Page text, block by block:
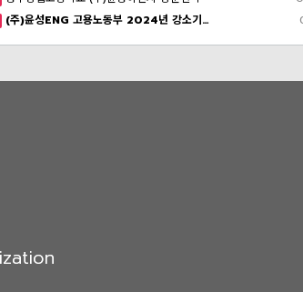
(주)윤성ENG 고용노동부 2024년 강소기…